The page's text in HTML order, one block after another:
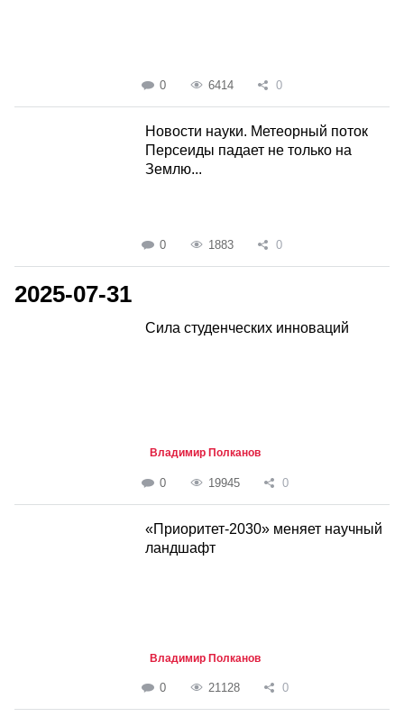
0 6414 0
Новости науки. Метеорный поток
Персеиды падает не только на
Землю...
0 1883 0
2025-07-31
Сила студенческих инноваций
Владимир Полканов
0 19945 0
«Приоритет-2030» меняет научный
ландшафт
Владимир Полканов
0 21128 0